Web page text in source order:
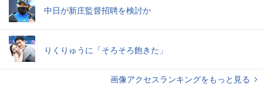
中日が新庄監督招聘を検討か
りくりゅうに「そろそろ飽きた」
画像アクセスランキングをもっと見る